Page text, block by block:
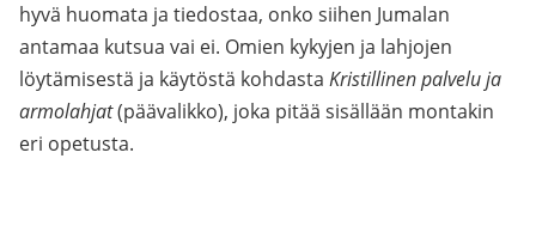
hyvä huomata ja tiedostaa, onko siihen Jumalan
antamaa kutsua vai ei. Omien kykyjen ja lahjojen
löytämisestä ja käytöstä kohdasta Kristillinen palvelu ja
armolahjat(päävalikko), joka pitää sisällään montakin
eri opetusta.